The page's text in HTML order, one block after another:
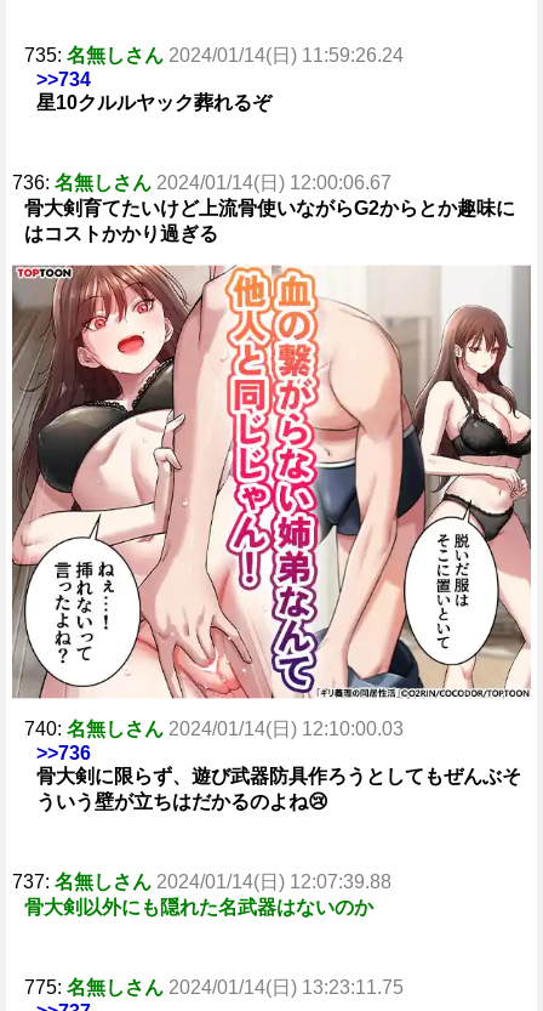
735: 名無しさん 2024/01/14(日) 11:59:26.24
>>734
星10クルルヤック葬れるぞ
736: 名無しさん 2024/01/14(日) 12:00:06.67
骨大剣育てたいけど上流骨使いながらG2からとか趣味に
はコストかかり過ぎる
740: 名無しさん 2024/01/14(日) 12:10:00.03
>>736
骨大剣に限らず、遊び武器防具作ろうとしてもぜんぶそ
ういう壁が立ちはだかるのよね😢
737: 名無しさん 2024/01/14(日) 12:07:39.88
骨大剣以外にも隠れた名武器はないのか
775: 名無しさん 2024/01/14(日) 13:23:11.75